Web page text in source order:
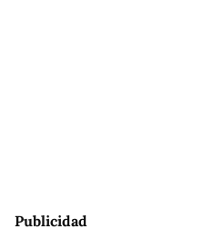
Publicidad